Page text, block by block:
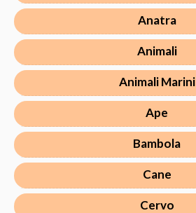
Anatra
Animali
Animali Marini
Ape
Bambola
Cane
Cervo